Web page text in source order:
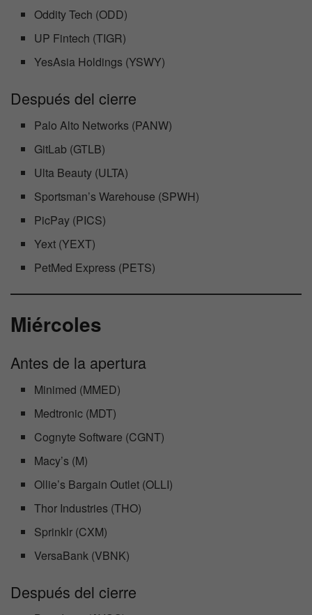
Oddity Tech (ODD)
UP Fintech (TIGR)
YesAsia Holdings (YSWY)
Después del cierre
Palo Alto Networks (PANW)
GitLab (GTLB)
Ulta Beauty (ULTA)
Sportsman’s Warehouse (SPWH)
PicPay (PICS)
Yext (YEXT)
PetMed Express (PETS)
Miércoles
Antes de la apertura
Minimed (MMED)
Medtronic (MDT)
Cognyte Software (CGNT)
Macy’s (M)
Ollie’s Bargain Outlet (OLLI)
Thor Industries (THO)
Sprinklr (CXM)
VersaBank (VBNK)
Después del cierre